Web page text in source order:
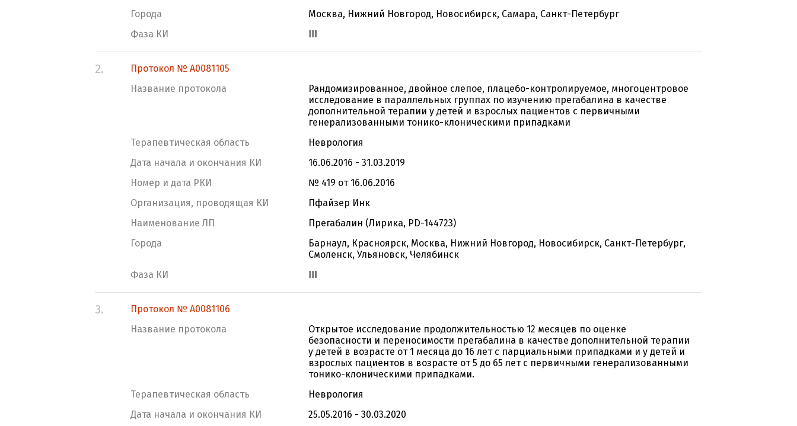
Города
Москва, Нижний Новгород, Новосибирск, Самара, Санкт-Петербург
Фаза КИ
III
2.
Протокол № A0081105
Название протокола
Рандомизированное, двойное слепое, плацебо-контролируемое, многоцентровое
исследование в параллельных группах по изучению прегабалина в качестве
дополнительной терапии у детей и взрослых пациентов с первичными
генерализованными тонико-клоническими припадками
Терапевтическая область
Неврология
Дата начала и окончания КИ
16.06.2016 - 31.03.2019
Номер и дата РКИ
№ 419 от 16.06.2016
Организация, проводящая КИ
Пфайзер Инк
Наименование ЛП
Прегабалин (Лирика, PD-144723)
Города
Барнаул, Красноярск, Москва, Нижний Новгород, Новосибирск, Санкт-Петербург,
Смоленск, Ульяновск, Челябинск
Фаза КИ
III
3.
Протокол № A0081106
Название протокола
Открытое исследование продолжительностью 12 месяцев по оценке
безопасности и переносимости прегабалина в качестве дополнительной терапии
у детей в возрасте от 1 месяца до 16 лет с парциальными припадками и у детей и
взрослых пациентов в возрасте от 5 до 65 лет с первичными генерализованными
тонико-клоническими припадками.
Терапевтическая область
Неврология
Дата начала и окончания КИ
25.05.2016 - 30.03.2020